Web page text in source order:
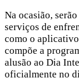
Na ocasião,
serviços de
como o
compõe a
alusão ao Dia
oficialmente no